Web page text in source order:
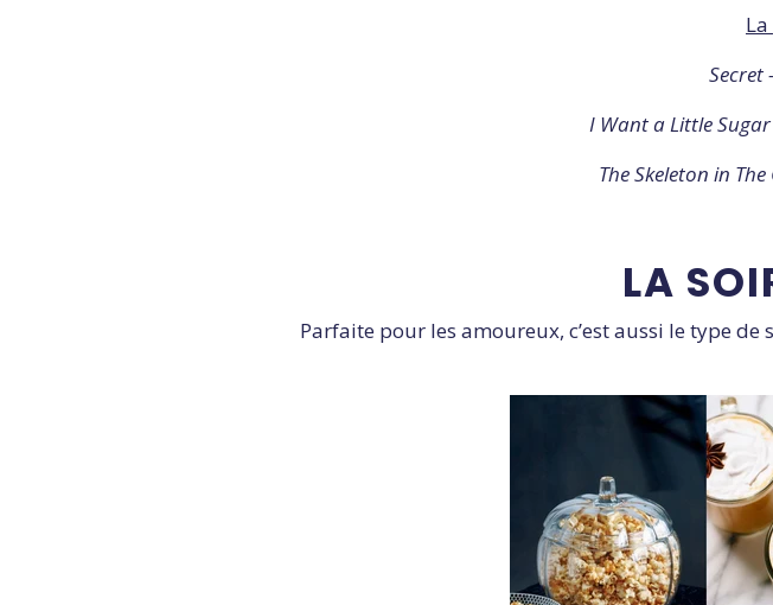
Secret -
I Want a Little
The Skeleton in The
LA
Parfaite pour les amoureux, c’est aussi le type de